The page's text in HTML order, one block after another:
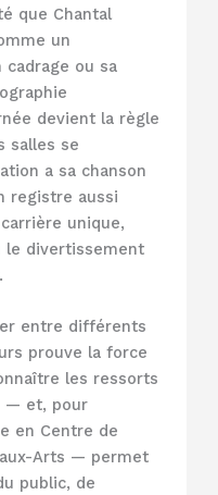
que Chantal
un
ou sa
devient la règle
salles se
a sa chanson
registre aussi
unique,
le divertissement
entre différents
prouve la force
les ressorts
— et, pour
en Centre de
Arts — permet
public, de